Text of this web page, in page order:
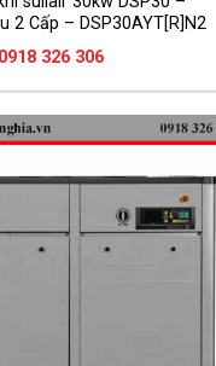
2 Cấp – DSP30AYT[R]N2
326 306